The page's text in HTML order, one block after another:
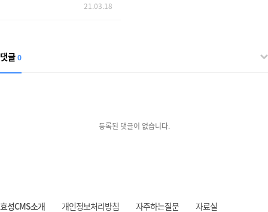
21.03.18
댓글0
등록된 댓글이 없습니다.
효성CMS소개 개인정보처리방침 자주하는질문 자료실